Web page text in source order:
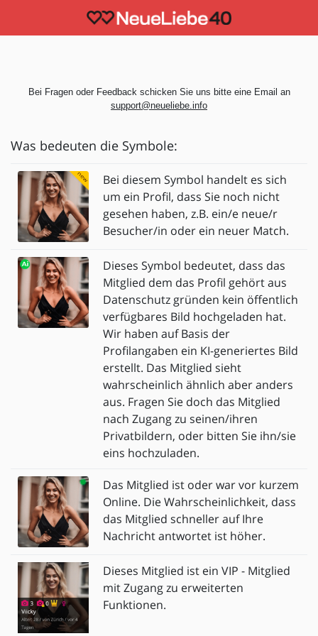
Bei Fragen oder Feedback schicken Sie uns bitte eine Email an
support@neueliebe.info
Was bedeuten die Symbole:
Bei diesem Symbol handelt es sich
um ein Profil, dass Sie noch nicht
gesehen haben, z.B. ein/e neue/r
Besucher/in oder ein neuer Match.
Dieses Symbol bedeutet, dass das
Mitglied dem das Profil gehört aus
Datenschutz gründen kein öffentlich
verfügbares Bild hochgeladen hat.
Wir haben auf Basis der
Profilangaben ein KI-generiertes Bild
erstellt. Das Mitglied sieht
wahrscheinlich ähnlich aber anders
aus. Fragen Sie doch das Mitglied
nach Zugang zu seinen/ihren
Privatbildern, oder bitten Sie ihn/sie
eins hochzuladen.
Das Mitglied ist oder war vor kurzem
Online. Die Wahrscheinlichkeit, dass
das Mitglied schneller auf Ihre
Nachricht antwortet ist höher.
Dieses Mitglied ist ein VIP - Mitglied
mit Zugang zu erweiterten
Funktionen.